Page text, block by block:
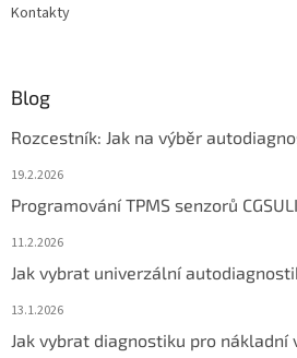
Kontakty
Blog
Rozcestník: Jak na výběr
19.2.2026
Programování TPMS senzorů
11.2.2026
Jak vybrat univerzální
13.1.2026
Jak vybrat diagnostiku pro nákladní